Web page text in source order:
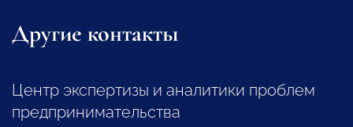
Другие контакты
Центр экспертизы и аналитики проблем
предпринимательства